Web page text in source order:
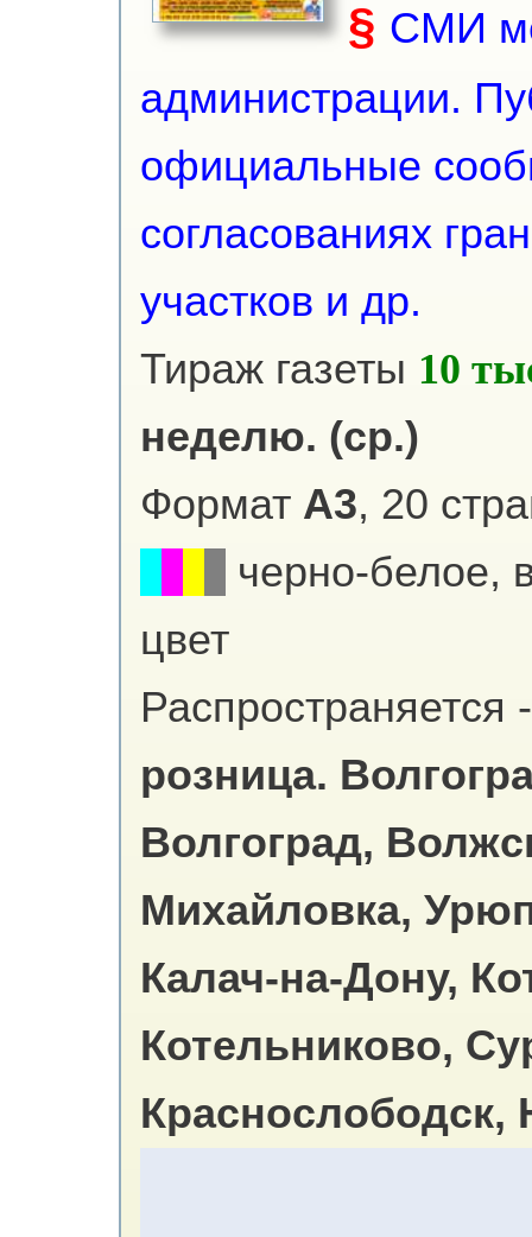
§ СМИ
администрации.
официальные
согласованиях
участков и др.
Тираж газеты 10
неделю. (ср.)
Формат А3, 20
черно-белое,
цвет
Распространяется -
розница.
Волгоград,
Михайловка,
Калач-на-Дону,
Котельниково,
Краснослободск,